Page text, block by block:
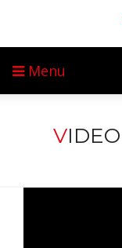
Menu
V